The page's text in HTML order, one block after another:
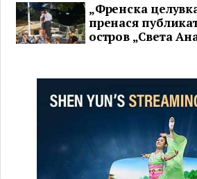
„Френска
пренася
остров „Света